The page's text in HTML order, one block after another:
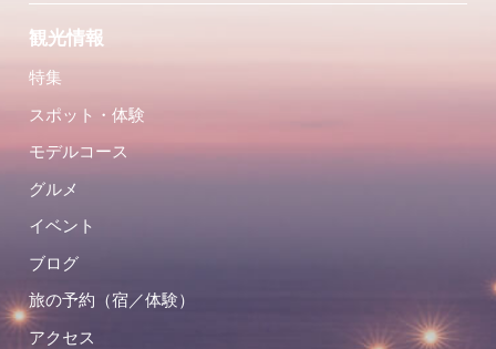
観光情報
特集
スポット・体験
モデルコース
グルメ
イベント
ブログ
旅の予約（宿／体験）
アクセス